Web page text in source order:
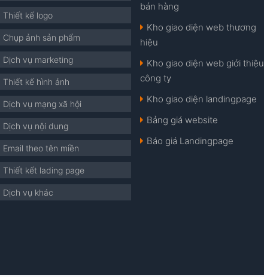
Thiết kế logo
Chụp ảnh sản phẩm
Dịch vụ marketing
Thiết kế hình ảnh
Dịch vụ mạng xã hội
Dịch vụ nội dung
Email theo tên miền
Thiết kết lading page
Dịch vụ khác
bán hàng
Kho giao diện web thương
hiệu
Kho giao diện web giới thiệu
công ty
Kho giao diện landingpage
Bảng giá website
Báo giá Landingpage